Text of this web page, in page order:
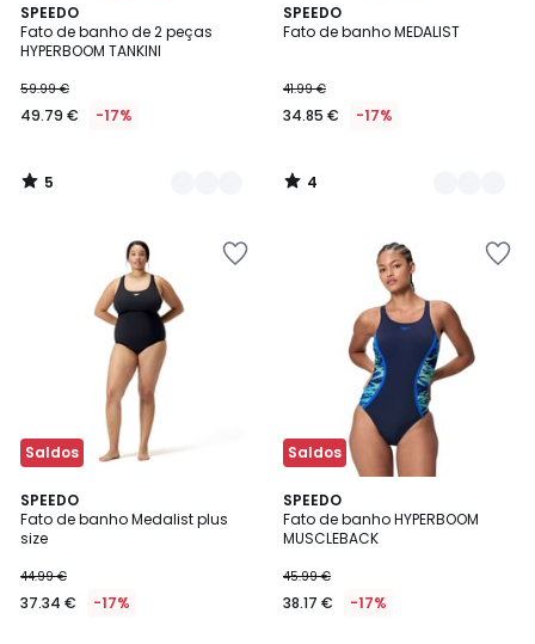
SPEEDO
Fato de banho de 2 peças
HYPERBOOM TANKINI
59.99 €
49.79 € -17%
5
/
5
2
Cores
5
/
SPEEDO
Fato de banho MEDALIST
41.99 €
34.85 € -17%
4
/
2
Cores
4
/
Saldos
SPEEDO
Fato de banho Medalist plus
size
44.99 €
37.34 € -17%
Saldos
SPEEDO
Fato de banho HYPERBOOM
MUSCLEBACK
45.99 €
38.17 € -17%
2
Cores